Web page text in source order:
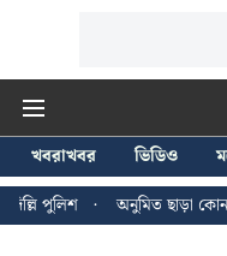
খবরাখবর ভিডিও
পুলিশ
অনুমিত ছাড়া